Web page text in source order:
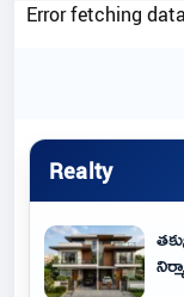
Error fetching
Realty